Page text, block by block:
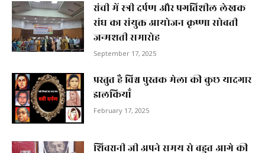
रांची में स्त्री दर्पण और प्रगतिशील लेखक
संघ का संयुक्त आयोजन कृष्णा सोबती
जन्मशती समारोह
September 17, 2025
प्रस्तुत है विश्व पुस्तक मेला की कुछ यादगार
झलकियाॅं
February 17, 2025
शिवरानी जी अपने समय से बहुत आगे की